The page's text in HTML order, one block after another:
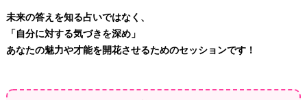
未来の答えを知る占いではなく、
「自分に対する気づきを深め」
あなたの魅力や才能を開花させるためのセッションです！